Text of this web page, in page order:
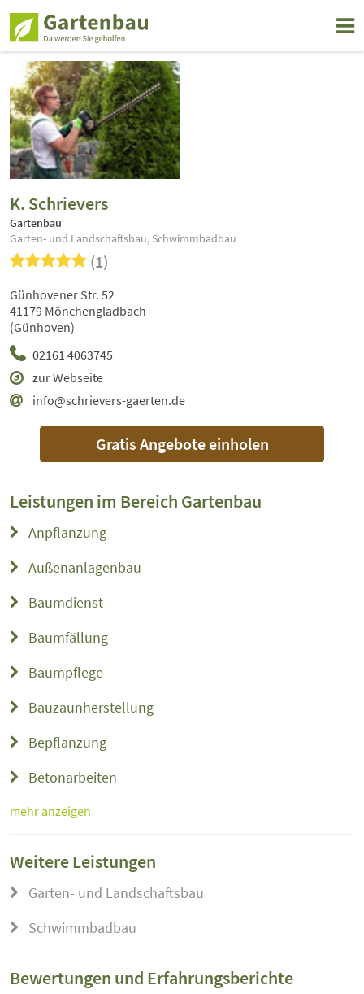
K. Schrievers
Gartenbau
Garten- und Landschaftsbau, Schwimmbadbau
(1)
02161 4063745
zur Webseite
info@schrievers-gaerten.de
Günhovener Str. 52
41179 Mönchengladbach
(Günhoven)
Gratis Angebote einholen
Leistungen im Bereich Gartenbau
Anpflanzung
Außenanlagenbau
Baumdienst
Baumfällung
Baumpflege
Bauzaunherstellung
Bepflanzung
Betonarbeiten
mehr anzeigen
Weitere Leistungen
Garten- und Landschaftsbau
Schwimmbadbau
Bewertungen und Erfahrungsberichte